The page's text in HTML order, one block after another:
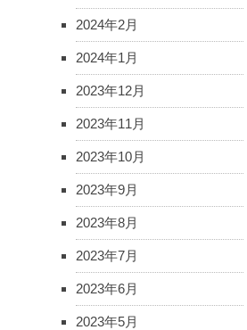
2024年2月
2024年1月
2023年12月
2023年11月
2023年10月
2023年9月
2023年8月
2023年7月
2023年6月
2023年5月